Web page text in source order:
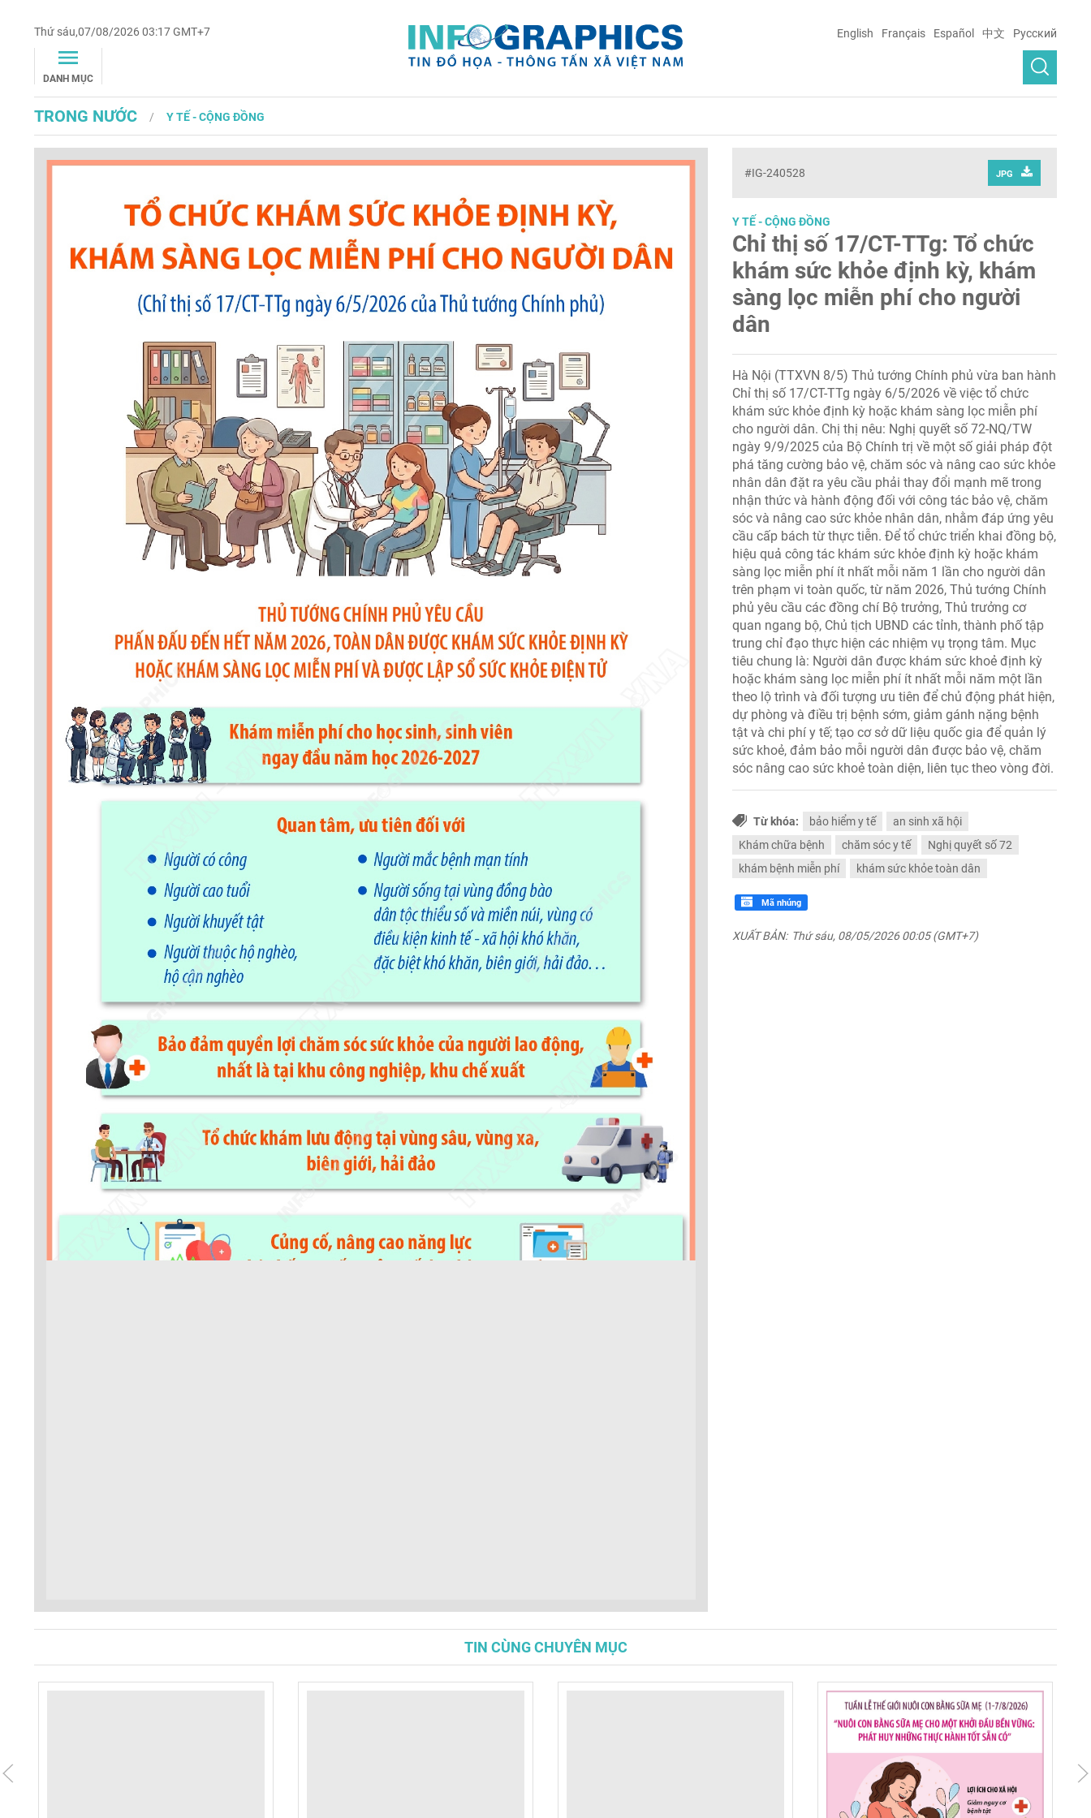
Thứ sáu,07/08/2026 03:17 GMT+7
DANH MỤC
English Français Español 中文 Русский
TRONG NƯỚC Y TẾ - CỘNG ĐỒNG
#IG-240528 JPG
Y TẾ - CỘNG ĐỒNG
Chỉ thị số 17/CT-TTg: Tổ chức
khám sức khỏe định kỳ, khám
sàng lọc miễn phí cho người
dân
Hà Nội (TTXVN 8/5) Thủ tướng Chính phủ vừa ban hành
Chỉ thị số 17/CT-TTg ngày 6/5/2026 về việc tổ chức
khám sức khỏe định kỳ hoặc khám sàng lọc miễn phí
cho người dân. Chị thị nêu: Nghị quyết số 72-NQ/TW
ngày 9/9/2025 của Bộ Chính trị về một số giải pháp đột
phá tăng cường bảo vệ, chăm sóc và nâng cao sức khỏe
nhân dân đặt ra yêu cầu phải thay đổi mạnh mẽ trong
nhận thức và hành động đối với công tác bảo vệ, chăm
sóc và nâng cao sức khỏe nhân dân, nhằm đáp ứng yêu
cầu cấp bách từ thực tiễn. Để tổ chức triển khai đồng bộ,
hiệu quả công tác khám sức khỏe định kỳ hoặc khám
sàng lọc miễn phí ít nhất mỗi năm 1 lần cho người dân
trên phạm vi toàn quốc, từ năm 2026, Thủ tướng Chính
phủ yêu cầu các đồng chí Bộ trưởng, Thủ trưởng cơ
quan ngang bộ, Chủ tịch UBND các tỉnh, thành phố tập
trung chỉ đạo thực hiện các nhiệm vụ trọng tâm. Mục
tiêu chung là: Người dân được khám sức khoẻ định kỳ
hoặc khám sàng lọc miễn phí ít nhất mỗi năm một lần
theo lộ trình và đối tượng ưu tiên để chủ động phát hiện,
dự phòng và điều trị bệnh sớm, giảm gánh nặng bệnh
tật và chi phí y tế; tạo cơ sở dữ liệu quốc gia để quản lý
sức khoẻ, đảm bảo mỗi người dân được bảo vệ, chăm
sóc nâng cao sức khoẻ toàn diện, liên tục theo vòng đời.
Từ khóa: bảo hiểm y tế
an sinh xã hội
Khám chữa bệnh
chăm sóc y tế
Nghị quyết số 72
khám bệnh miễn phí
khám sức khỏe toàn dân
Mã nhúng
XUẤT BẢN: Thứ sáu, 08/05/2026 00:05 (GMT+7)
TIN CÙNG CHUYÊN MỤC